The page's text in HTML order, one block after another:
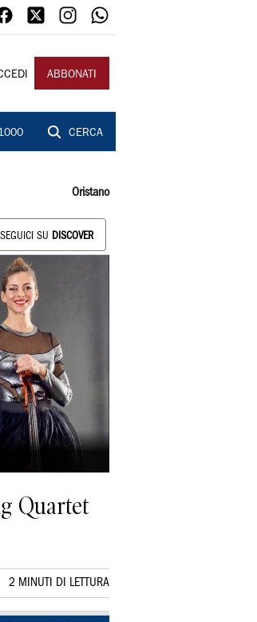
ABBONATI
CERCA
Oristano
SEGUICI SU DISCOVER
Quartet
2 MINUTI DI LETTURA